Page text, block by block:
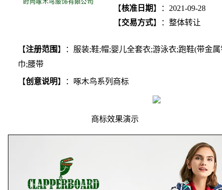
【核准日期】：2021-09-28
【交易方式】：整体转让
【注册范围】：服装;鞋;帽;婴儿全套衣;游泳衣;跑鞋(带金
巾;腰带
【创意说明】：啄木鸟系列商标
商标效果演示